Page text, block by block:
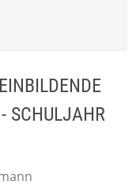
SCHULJAHR